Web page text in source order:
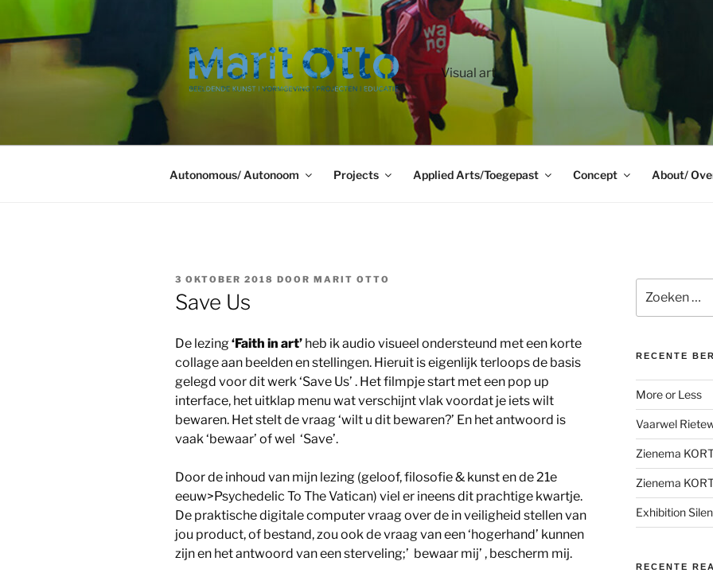
de
Visual art
Autonomous/ Autonoom Projects Applied Arts/Toegepast Concept About/
GEPLAATST
OP
3 OKTOBER 2018 DOOR MARIT OTTO
Save Us
De lezing‘Faith in art’ heb ik audio visueel ondersteund met een korte
collage aan beelden en stellingen. Hieruit is eigenlijk terloops de basis
gelegd voor dit werk ‘Save Us’ . Het filmpje start met een pop up
interface, het uitklap menu wat verschijnt vlak voordat je iets wilt
bewaren. Het stelt de vraag ‘wilt u dit bewaren?’ En het antwoord is
vaak ‘bewaar’ of wel ‘Save’.
Door de inhoud van mijn lezing (geloof, filosofie & kunst en de 21e
eeuw>Psychedelic To The Vatican) viel er ineens dit prachtige kwartje.
De praktische digitale computer vraag over de in veiligheid stellen van
jou product, of bestand, zou ook de vraag van een ‘hogerhand’ kunnen
zijn en het antwoord van een sterveling;’ bewaar mij’ , bescherm mij.
naar:
RECENTE
More or Less
Vaarwel
Zienema
Zienema
Exhibition
RECENTE